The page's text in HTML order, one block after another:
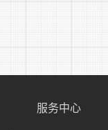
服务中心